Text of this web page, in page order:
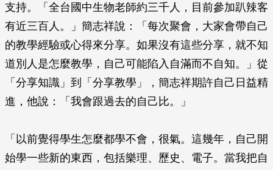
支持。「全台國中生物老師約三千人，目前參加趴辣客
有近三百人。」簡志祥說：「每次聚會，大家會帶自己
的教學經驗或心得來分享。如果沒有這些分享，就不知
道別人是怎麼教學，自己可能陷入自滿而不自知。」從
「分享知識」到「分享教學」，簡志祥期許自己日益精
進，他說：「我會跟過去的自己比。」
「以前覺得學生怎麼都學不會，很氣。這幾年，自己開
始學一些新的東西，包括樂理、歷史、電子。當我把自